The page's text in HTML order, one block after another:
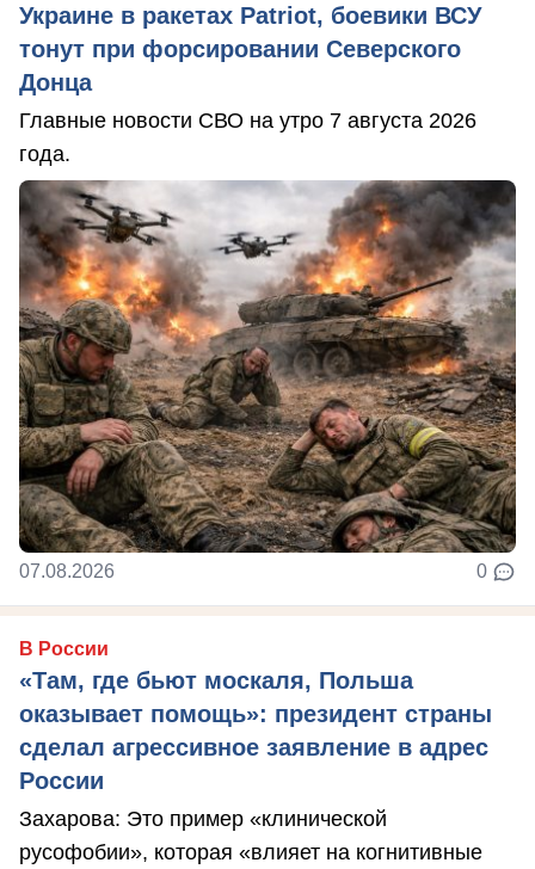
Украине в ракетах Patriot, боевики ВСУ
тонут при форсировании Северского
Донца
Главные новости СВО на утро 7 августа 2026
года.
07.08.2026 0
В России
«Там, где бьют москаля, Польша
оказывает помощь»: президент страны
сделал агрессивное заявление в адрес
России
Захарова: Это пример «клинической
русофобии», которая «влияет на когнитивные